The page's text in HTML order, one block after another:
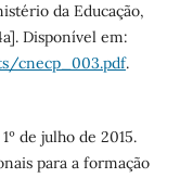
da Educação,
Disponível em:
cnecp_003.pdf.
de julho de 2015.
para a formação